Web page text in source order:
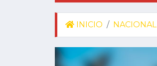
INICIO NACIONAL